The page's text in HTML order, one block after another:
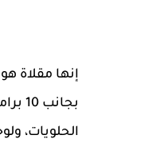
الحلويات،